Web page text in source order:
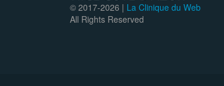
© 2017-2026 | La Clinique du Web
All Rights Reserved